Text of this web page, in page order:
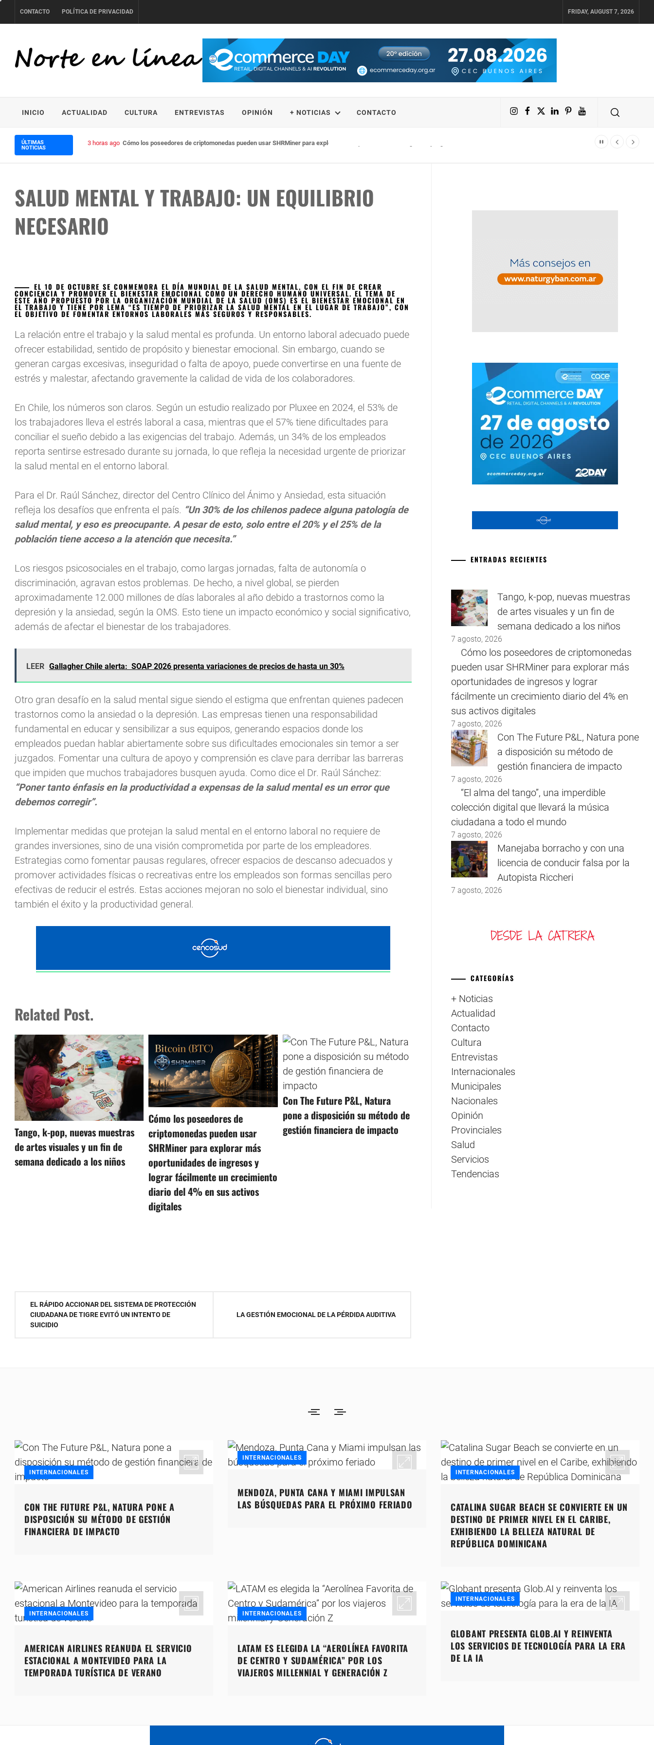
to
CONTACTO POLÍTICA DE PRIVACIDAD FRIDAY, AUGUST 7, 2026
INICIO ACTUALIDAD CULTURA ENTREVISTAS OPINIÓN + NOTICIAS CONTACTO Instagram
Facebook
X LinkedIn
PinterestYouTube
ÚLTIMAS
NOTICIAS
3 horas ago Cómo los poseedores de criptomonedas pueden usar SHRMiner para explorar más oportunidades de ingresos y lograr fácilmente un crecimiento diario del 4% en sus activos digitales
SALUD MENTAL Y TRABAJO: UN EQUILIBRIO
NECESARIO
EL 10 DE OCTUBRE SE CONMEMORA EL DÍA MUNDIAL DE LA SALUD MENTAL, CON EL FIN DE CREAR
CONCIENCIA Y PROMOVER EL BIENESTAR EMOCIONAL COMO UN DERECHO HUMANO UNIVERSAL. EL TEMA DE
ESTE AÑO PROPUESTO POR LA ORGANIZACIÓN MUNDIAL DE LA SALUD (OMS) ES EL BIENESTAR EMOCIONAL EN
EL TRABAJO Y TIENE POR LEMA “ES TIEMPO DE PRIORIZAR LA SALUD MENTAL EN EL LUGAR DE TRABAJO”, CON
EL OBJETIVO DE FOMENTAR ENTORNOS LABORALES MÁS SEGUROS Y RESPONSABLES.
La relación entre el trabajo y la salud mental es profunda. Un entorno laboral adecuado puede
ofrecer estabilidad, sentido de propósito y bienestar emocional. Sin embargo, cuando se
generan cargas excesivas, inseguridad o falta de apoyo, puede convertirse en una fuente de
estrés y malestar, afectando gravemente la calidad de vida de los colaboradores.
En Chile, los números son claros. Según un estudio realizado por Pluxee en 2024, el 53% de
los trabajadores lleva el estrés laboral a casa, mientras que el 57% tiene dificultades para
conciliar el sueño debido a las exigencias del trabajo. Además, un 34% de los empleados
reporta sentirse estresado durante su jornada, lo que refleja la necesidad urgente de priorizar
la salud mental en el entorno laboral.
Para el Dr. Raúl Sánchez, director del Centro Clínico del Ánimo y Ansiedad, esta situación
refleja los desafíos que enfrenta el país. “Un 30% de los chilenos padece alguna patología de
salud mental, y eso es preocupante. A pesar de esto, solo entre el 20% y el 25% de la
población tiene acceso a la atención que necesita.”
Los riesgos psicosociales en el trabajo, como largas jornadas, falta de autonomía o
discriminación, agravan estos problemas. De hecho, a nivel global, se pierden
aproximadamente 12.000 millones de días laborales al año debido a trastornos como la
depresión y la ansiedad, según la OMS. Esto tiene un impacto económico y social significativo,
además de afectar el bienestar de los trabajadores.
LEER Gallagher Chile alerta: SOAP 2026 presenta variaciones de precios de hasta un 30%
Otro gran desafío en la salud mental sigue siendo el estigma que enfrentan quienes padecen
trastornos como la ansiedad o la depresión. Las empresas tienen una responsabilidad
fundamental en educar y sensibilizar a sus equipos, generando espacios donde los
empleados puedan hablar abiertamente sobre sus dificultades emocionales sin temor a ser
juzgados. Fomentar una cultura de apoyo y comprensión es clave para derribar las barreras
que impiden que muchos trabajadores busquen ayuda. Como dice el Dr. Raúl Sánchez:
“Poner tanto énfasis en la productividad a expensas de la salud mental es un error que
debemos corregir”.
Implementar medidas que protejan la salud mental en el entorno laboral no requiere de
grandes inversiones, sino de una visión comprometida por parte de los empleadores.
Estrategias como fomentar pausas regulares, ofrecer espacios de descanso adecuados y
promover actividades físicas o recreativas entre los empleados son formas sencillas pero
efectivas de reducir el estrés. Estas acciones mejoran no solo el bienestar individual, sino
también el éxito y la productividad general.
Related Post.
Tango, k-pop, nuevas muestras
de artes visuales y un fin de
semana dedicado a los niños
Cómo los poseedores de
criptomonedas pueden usar
SHRMiner para explorar más
oportunidades de ingresos y
lograr fácilmente un crecimiento
diario del 4% en sus activos
digitales
Con The Future P&L, Natura
pone a disposición su método de
gestión financiera de impacto
Navegación
EL RÁPIDO ACCIONAR DEL SISTEMA DE PROTECCIÓN
CIUDADANA DE TIGRE EVITÓ UN INTENTO DE
SUICIDIO
LA GESTIÓN EMOCIONAL DE LA PÉRDIDA AUDITIVA
ENTRADAS RECIENTES
Tango, k-pop, nuevas muestras
de artes visuales y un fin de
semana dedicado a los niños
7 agosto, 2026
Cómo los poseedores de criptomonedas
pueden usar SHRMiner para explorar más
oportunidades de ingresos y lograr
fácilmente un crecimiento diario del 4% en
sus activos digitales
7 agosto, 2026
Con The Future P&L, Natura pone
a disposición su método de
gestión financiera de impacto
7 agosto, 2026
“El alma del tango”, una imperdible
colección digital que llevará la música
ciudadana a todo el mundo
7 agosto, 2026
Manejaba borracho y con una
licencia de conducir falsa por la
Autopista Riccheri
7 agosto, 2026
CATEGORÍAS
+ Noticias
Actualidad
Contacto
Cultura
Entrevistas
Internacionales
Municipales
Nacionales
Opinión
Provinciales
Salud
Servicios
Tendencias
INTERNACIONALES
CON THE FUTURE P&L, NATURA PONE A
DISPOSICIÓN SU MÉTODO DE GESTIÓN
FINANCIERA DE IMPACTO
INTERNACIONALES
MENDOZA, PUNTA CANA Y MIAMI IMPULSAN
LAS BÚSQUEDAS PARA EL PRÓXIMO FERIADO
INTERNACIONALES
CATALINA SUGAR BEACH SE CONVIERTE EN UN
DESTINO DE PRIMER NIVEL EN EL CARIBE,
EXHIBIENDO LA BELLEZA NATURAL DE
REPÚBLICA DOMINICANA
INTERNACIONALES
AMERICAN AIRLINES REANUDA EL SERVICIO
ESTACIONAL A MONTEVIDEO PARA LA
TEMPORADA TURÍSTICA DE VERANO
INTERNACIONALES
LATAM ES ELEGIDA LA “AEROLÍNEA FAVORITA
DE CENTRO Y SUDAMÉRICA” POR LOS
VIAJEROS MILLENNIAL Y GENERACIÓN Z
INTERNACIONALES
GLOBANT PRESENTA GLOB.AI Y REINVENTA
LOS SERVICIOS DE TECNOLOGÍA PARA LA ERA
DE LA IA